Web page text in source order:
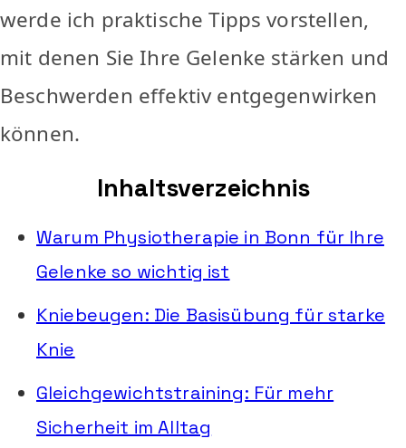
werde ich praktische Tipps vorstellen,
mit denen Sie Ihre Gelenke stärken und
Beschwerden effektiv entgegenwirken
können.
Inhaltsverzeichnis
Warum Physiotherapie in Bonn für Ihre
Gelenke so wichtig ist
Kniebeugen: Die Basisübung für starke
Knie
Gleichgewichtstraining: Für mehr
Sicherheit im Alltag